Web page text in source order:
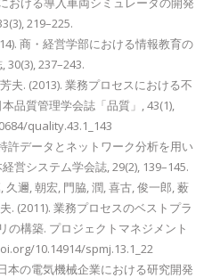
219–225.
商・経営学部における情報教育の
30(3), 237–243.
夫. (2013). 業務プロセスにおける不
品質管理学会誌「品質」, 43(1),
quality.43.1_143
許データとネットワーク分析を用い
営システム学会誌, 29(2), 139–145.
久邇, 朝宏, 門脇, 潤, 喜古, 俊一郎, 薮
. (2011). 業務プロセスのベストプラ
の構築. プロジェクトマネジメント
10.14914/spmj.13.1_22
本の電気機械企業における研究開発